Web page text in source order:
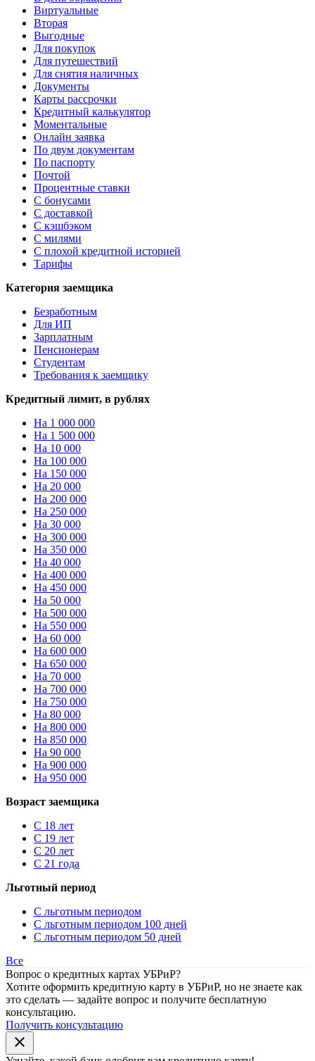
Виртуальные
Вторая
Выгодные
Для покупок
Для путешествий
Для снятия наличных
Документы
Карты рассрочки
Кредитный калькулятор
Моментальные
Онлайн заявка
По двум документам
По паспорту
Почтой
Процентные ставки
С бонусами
С доставкой
С кэшбэком
С милями
С плохой кредитной историей
Тарифы
Категория заемщика
Безработным
Для ИП
Зарплатным
Пенсионерам
Студентам
Требования к заемщику
Кредитный лимит, в рублях
На 1 000 000
На 1 500 000
На 10 000
На 100 000
На 150 000
На 20 000
На 200 000
На 250 000
На 30 000
На 300 000
На 350 000
На 40 000
На 400 000
На 450 000
На 50 000
На 500 000
На 550 000
На 60 000
На 600 000
На 650 000
На 70 000
На 700 000
На 750 000
На 80 000
На 800 000
На 850 000
На 90 000
На 900 000
На 950 000
Возраст заемщика
С 18 лет
С 19 лет
С 20 лет
С 21 года
Льготный период
С льготным периодом
С льготным периодом 100 дней
С льготным периодом 50 дней
Все
Вопрос о кредитных картах УБРиР?
Хотите оформить кредитную карту в УБРиР, но не знаете как
это сделать — задайте вопрос и получите бесплатную
консультацию.
Получить консультацию
close